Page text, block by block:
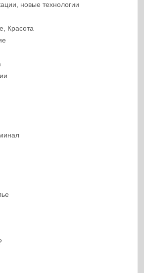
новые технологии
Красота